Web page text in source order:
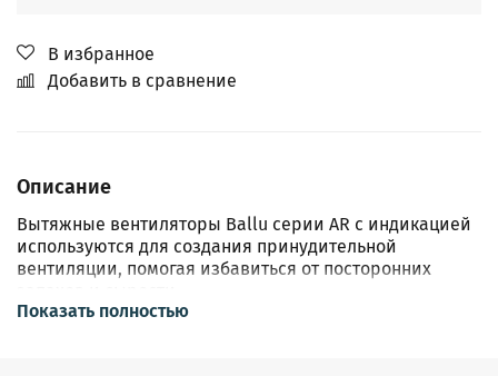
В избранное
Добавить в сравнение
Описание
Вытяжные вентиляторы Ballu серии AR с индикацией
используются для создания принудительной
вентиляции, помогая избавиться от посторонних
Высокий класс пылевлагозащищенности IP44
Показать полностью